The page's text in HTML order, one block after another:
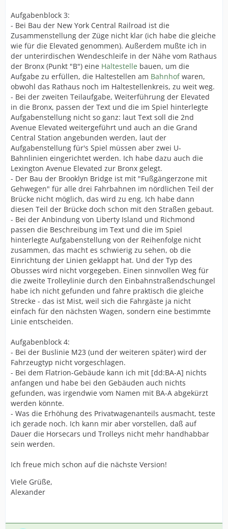
Aufgabenblock 3:
- Bei Bau der New York Central Railroad ist die
Zusammenstellung der Züge nicht klar (ich habe die gleiche
wie für die Elevated genommen). Außerdem mußte ich in
der unterirdischen Wendeschleife in der Nähe vom Rathaus
der Bronx (Punkt "B") eine Haltestelle bauen, um die
Aufgabe zu erfüllen, die Haltestellen am Bahnhofwaren,
obwohl das Rathaus noch im Haltestellenkreis, zu weit weg.
- Bei der zweiten Teilaufgabe, Weiterführung der Elevated
in die Bronx, passen der Text und die im Spiel hinterlegte
Aufgabenstellung nicht so ganz: laut Text soll die 2nd
Avenue Elevated weitergeführt und auch an die Grand
Central Station angebunden werden, laut der
Aufgabenstellung für's Spiel müssen aber zwei U-
Bahnlinien eingerichtet werden. Ich habe dazu auch die
Lexington Avenue Elevated zur Bronx gelegt.
- Der Bau der Brooklyn Bridge ist mit "Fußgängerzone mit
Gehwegen" für alle drei Fahrbahnen im nördlichen Teil der
Brücke nicht möglich, das wird zu eng. Ich habe dann
diesen Teil der Brücke doch schon mit den Straßen gebaut.
- Bei der Anbindung von Liberty Island und Richmond
passen die Beschreibung im Text und die im Spiel
hinterlegte Aufgabenstellung von der Reihenfolge nicht
zusammen, das macht es schwierig zu sehen, ob die
Einrichtung der Linien geklappt hat. Und der Typ des
Obusses wird nicht vorgegeben. Einen sinnvollen Weg für
die zweite Trolleylinie durch den Einbahnstraßendschungel
habe ich nicht gefunden und fahre praktisch die gleiche
Strecke - das ist Mist, weil sich die Fahrgäste ja nicht
einfach für den nächsten Wagen, sondern eine bestimmte
Linie entscheiden.
Aufgabenblock 4:
- Bei der Buslinie M23 (und der weiteren später) wird der
Fahrzeugtyp nicht vorgeschlagen.
- Bei dem Flatrion-Gebäude kann ich mit [dd:BA-A] nichts
anfangen und habe bei den Gebäuden auch nichts
gefunden, was irgendwie vom Namen mit BA-A abgekürzt
werden könnte.
- Was die Erhöhung des Privatwagenanteils ausmacht, teste
ich gerade noch. Ich kann mir aber vorstellen, daß auf
Dauer die Horsecars und Trolleys nicht mehr handhabbar
sein werden.
Ich freue mich schon auf die nächste Version!
Viele Grüße,
Alexander